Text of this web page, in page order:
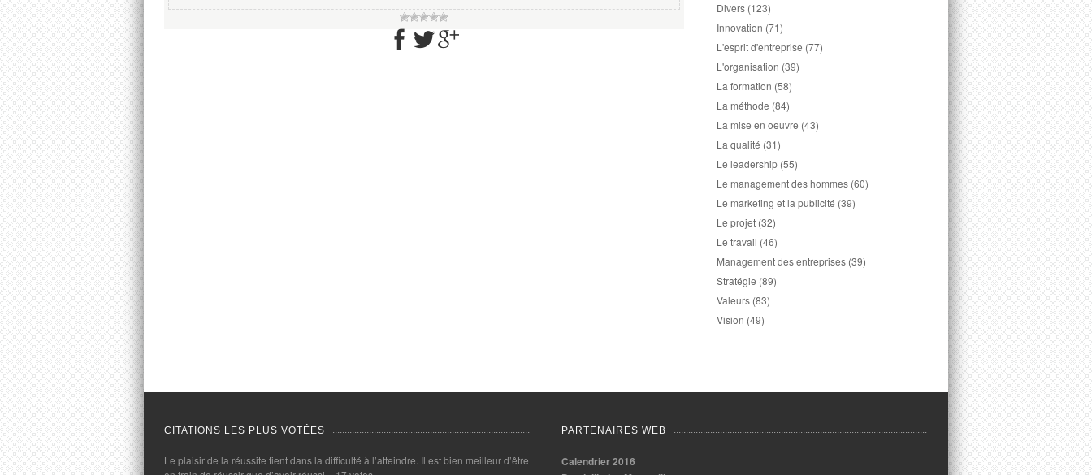
Divers (123)
Innovation (71)
L'esprit d'entreprise (77)
L'organisation (39)
La formation (58)
La méthode (84)
La mise en oeuvre (43)
La qualité (31)
Le leadership (55)
Le management des hommes (60)
Le marketing et la publicité (39)
Le projet (32)
Le travail (46)
Management des entreprises (39)
Stratégie (89)
Valeurs (83)
Vision (49)
CITATIONS LES PLUS VOTÉES
Le plaisir de la réussite tient dans la difficulté à l’atteindre. Il est bien meilleur d’être
PARTENAIRES WEB
Calendrier 2016